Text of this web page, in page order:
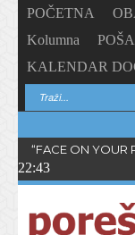
POČETNA
Kolumna
KALENDAR
“FACE ON YOUR
22:43